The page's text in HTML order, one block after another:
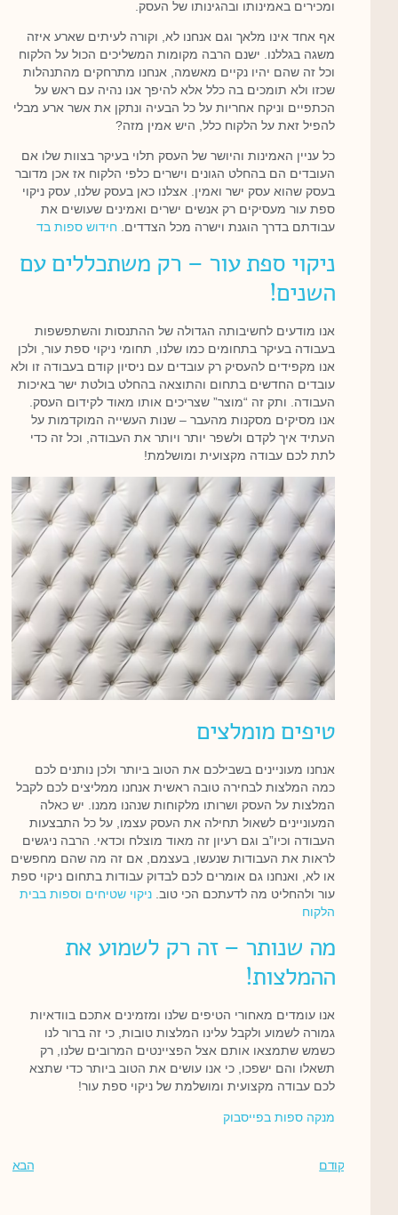
ומכירים באמינותו ובהגינותו של העסק.
אף אחד אינו מלאך וגם אנחנו לא, וקורה לעיתים שארע איזה
משגה בגללנו. ישנם הרבה מקומות המשליכים הכול על הלקוח
וכל זה שהם יהיו נקיים מאשמה, אנחנו מתרחקים מהתנהלות
שכזו ולא תומכים בה כלל אלא להיפך אנו נהיה עם ראש על
הכתפיים וניקח אחריות על כל הבעיה ונתקן את אשר ארע מבלי
להפיל זאת על הלקוח כלל, היש אמין מזה?
כל עניין האמינות והיושר של העסק תלוי בעיקר בצוות שלו אם
העובדים הם בהחלט הגונים וישרים כלפי הלקוח אז אכן מדובר
בעסק שהוא עסק ישר ואמין. אצלנו כאן בעסק שלנו, עסק ניקוי
ספת עור מעסיקים רק אנשים ישרים ואמינים שעושים את
עבודתם בדרך הוגנת וישרה מכל הצדדים. חידוש ספות בד
ניקוי ספת עור – רק משתכללים עם
השנים!
אנו מודעים לחשיבותה הגדולה של ההתנסות והשתפשפות
בעבודה בעיקר בתחומים כמו שלנו, תחומי ניקוי ספת עור, ולכן
אנו מקפידים להעסיק רק עובדים עם ניסיון קודם בעבודה זו ולא
עובדים החדשים בתחום והתוצאה בהחלט בולטת ישר באיכות
העבודה. ותק זה “מוצר” שצריכים אותו מאוד לקידום העסק.
אנו מסיקים מסקנות מהעבר – שנות העשייה המוקדמות על
העתיד איך לקדם ולשפר יותר ויותר את העבודה, וכל זה כדי
לתת לכם עבודה מקצועית ומושלמת!
טיפים מומלצים
אנחנו מעוניינים בשבילכם את הטוב ביותר ולכן נותנים לכם
כמה המלצות לבחירה טובה ראשית אנחנו ממליצים לכם לקבל
המלצות על העסק ושרותו מלקוחות שנהנו ממנו. יש כאלה
המעוניינים לשאול תחילה את העסק עצמו, על כל התבצעות
העבודה וכיו”ב וגם רעיון זה מאוד מוצלח וכדאי. הרבה ניגשים
לראות את העבודות שנעשו, בעצמם, אם זה מה שהם מחפשים
או לא, ואנחנו גם אומרים לכם לבדוק עבודות בתחום ניקוי ספת
עור ולהחליט מה לדעתכם הכי טוב. ניקוי שטיחים וספות בבית
הלקוח
מה שנותר – זה רק לשמוע את
ההמלצות!
אנו עומדים מאחורי הטיפים שלנו ומזמינים אתכם בוודאיות
גמורה לשמוע ולקבל עלינו המלצות טובות, כי זה ברור לנו
כשמש שתמצאו אותם אצל הפציינטים המרובים שלנו, רק
תשאלו והם ישפכו, כי אנו עושים את הטוב ביותר כדי שתצא
לכם עבודה מקצועית ומושלמת של ניקוי ספת עור!
מנקה ספות בפייסבוק
קודם הבא